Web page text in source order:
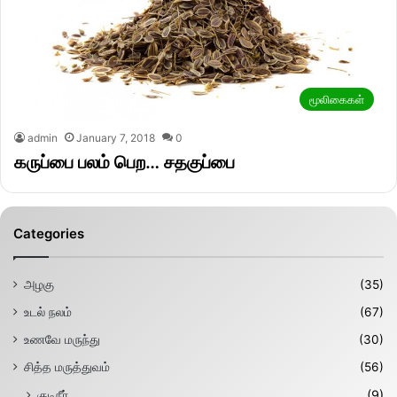
மூலிகைகள்
admin January 7, 2018 0
கருப்பை பலம் பெற… சதகுப்பை
Categories
அழகு
(35)
உடல் நலம்
(67)
உணவே மருந்து
(30)
சித்த மருத்துவம்
(56)